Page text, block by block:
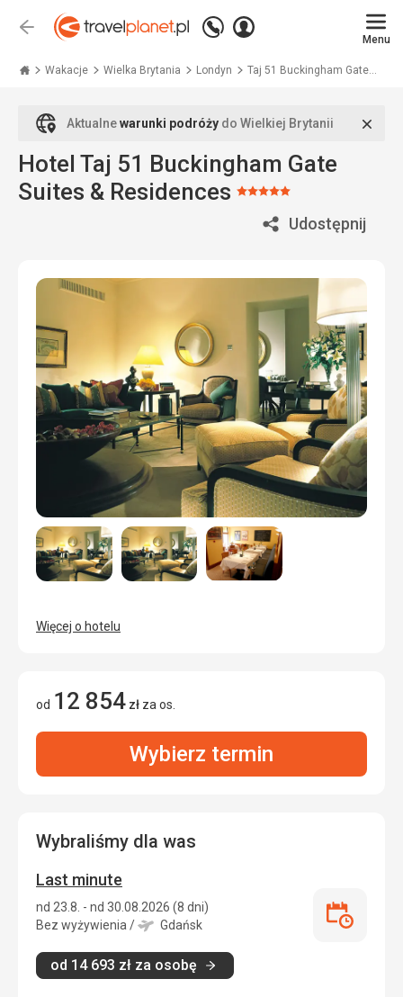
Wstecz
Zadzwoń
+48
771
Zaloguj
Menu
Wakacje Wielka Brytania Londyn Taj 51 Buckingham Gate...
Aktualnewarunki podróży do Wielkiej Brytanii
Hotel Taj 51 Buckingham Gate
Suites & Residences Ocena:
5/5
Udostępnij
Więcej o hotelu
od 12 854 zł za os.
Wybierz termin
Wybraliśmy dla was
Last minute
nd 23.8. - nd 30.08.2026 (8 dni)
Bez wyżywienia / Gdańsk
od 14 693 zł za osobę
Last